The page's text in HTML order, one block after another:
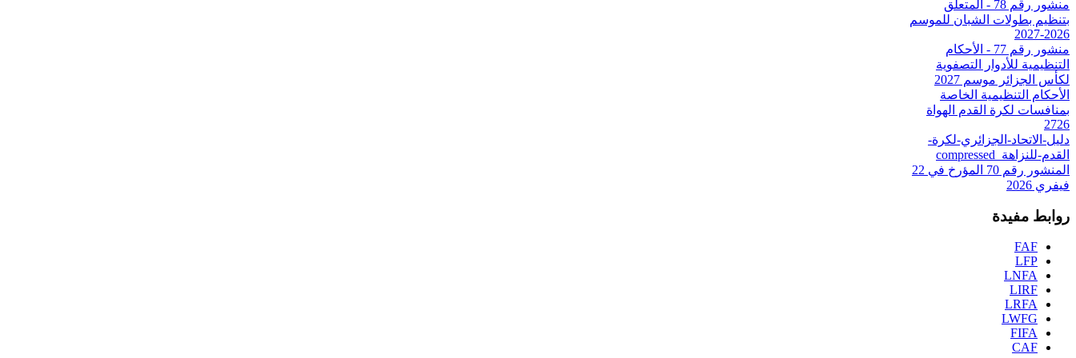
منشور رقم 78 - المتعلق
بتنظيم بطولات الشبان للموسم
2026-2027
منشور رقم 77 - الأحكام
التنظيمية للأدوار التصفوية
لكأس الجزائر موسم 2027
الأحكام التنظيمية الخاصة
بمنافسات لكرة القدم الهواة
2726
دليل-الاتحاد-الجزائري-لكرة-
القدم-للنزاهة_compressed
المنشور رقم 70 المؤرخ في 22
فيفري 2026
روابط مفيدة
FAF
LFP
LNFA
LIRF
LRFA
LWFG
FIFA
CAF